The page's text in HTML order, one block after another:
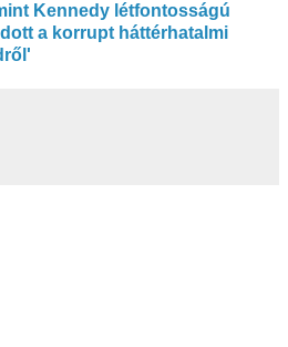
Kennedy létfontosságú
a korrupt háttérhatalmi